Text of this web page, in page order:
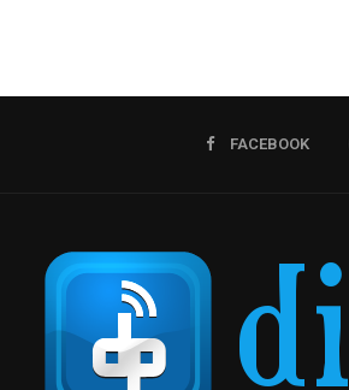
FACEBOOK